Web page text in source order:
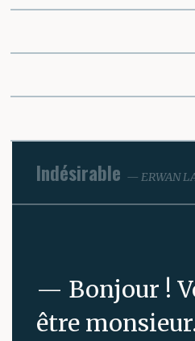
Indésirable ERWAN
— Bonjour !
être